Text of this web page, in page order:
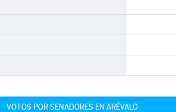
VOTOS POR SENADORES EN ARÉVALO